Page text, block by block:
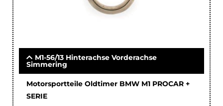
M1-56/13 Hinterachse Vorderachse
Simmering
Motorsportteile Oldtimer BMW M1 PROCAR +
SERIE